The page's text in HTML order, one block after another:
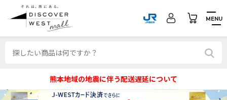
MENU
熊本地域の地震に伴う配送遅延について